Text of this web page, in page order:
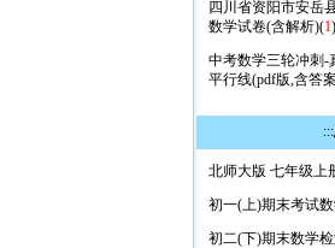
四川省资阳市安岳
数学试卷(含解析)(1)
中考数学三轮冲刺-
平行线(pdf版,含答
:::
北师大版 七年级上
初一(上)期末考试
初二(下)期末数学